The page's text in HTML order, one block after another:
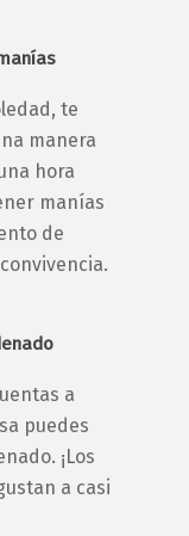
te
manera
hora
manías
de
a
puedes
¡Los
a casi